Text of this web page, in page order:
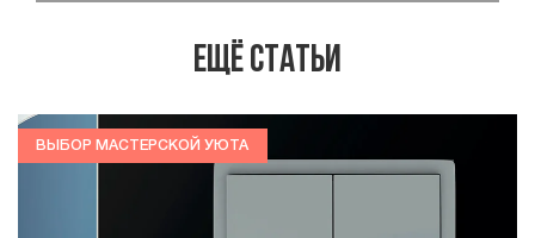
Ещё статьи
ВЫБОР МАСТЕРСКОЙ УЮТА